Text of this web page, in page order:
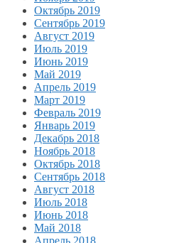
Октябрь 2019
Сентябрь 2019
Август 2019
Июль 2019
Июнь 2019
Май 2019
Апрель 2019
Март 2019
Февраль 2019
Январь 2019
Декабрь 2018
Ноябрь 2018
Октябрь 2018
Сентябрь 2018
Август 2018
Июль 2018
Июнь 2018
Май 2018
Апрель 2018